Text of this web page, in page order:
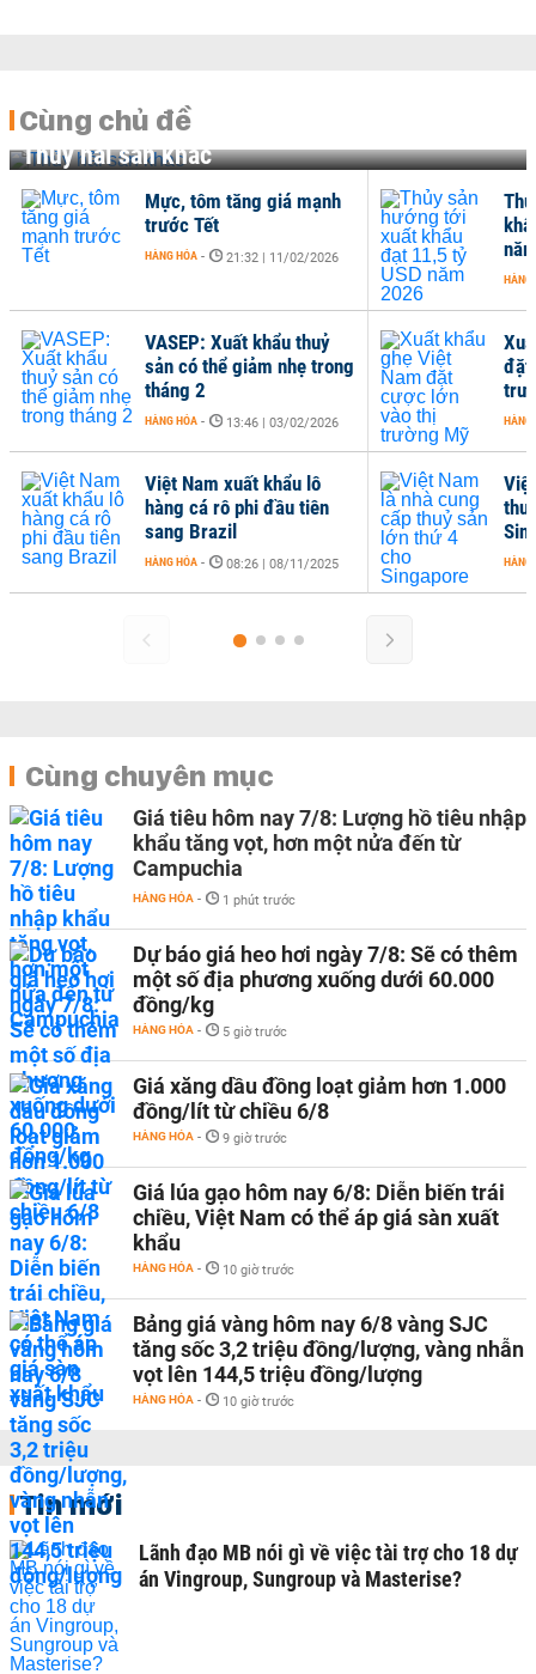
Cùng chủ đề
Thủy hải sản khác
mạnh
02/2026
thuỷ
nhẹ trong
02/2026
Thủy sản hướng tới xuất
khẩu đạt 11,5 tỷ USD
năm 2026
19:49 | 07/01/2026
Xuất khẩu ghẹ Việt Nam
đặt cược lớn vào thị
HÀNG HÓA - 16:04 | 17/12/2025
lô
tiên
11/2025
Việt Nam là nhà cung cấp
thuỷ sản lớn thứ 4 cho
Singapore
HÀNG HÓA - 06:43 | 29/04/2025
Cùng chuyên mục
Giá tiêu hôm nay 7/8: Lượng hồ tiêu nhập
khẩu tăng vọt, hơn một nửa đến từ
Campuchia
HÀNG HÓA - 1 phút trước
Dự báo giá heo hơi ngày 7/8: Sẽ có thêm
một số địa phương xuống dưới 60.000
đồng/kg
HÀNG HÓA - 5 giờ trước
Giá xăng dầu đồng loạt giảm hơn 1.000
đồng/lít từ chiều 6/8
HÀNG HÓA - 9 giờ trước
Giá lúa gạo hôm nay 6/8: Diễn biến trái
chiều, Việt Nam có thể áp giá sàn xuất
khẩu
HÀNG HÓA - 10 giờ trước
Bảng giá vàng hôm nay 6/8 vàng SJC
tăng sốc 3,2 triệu đồng/lượng, vàng nhẫn
vọt lên 144,5 triệu đồng/lượng
HÀNG HÓA - 10 giờ trước
Tin mới
Lãnh đạo MB nói gì về việc tài trợ cho 18 dự
án Vingroup, Sungroup và Masterise?